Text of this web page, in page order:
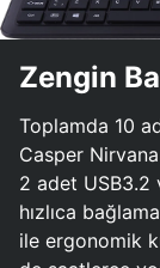
Zengin
Toplamda 10
Casper
2 adet USB3.2
hızlıca
ile ergonomik